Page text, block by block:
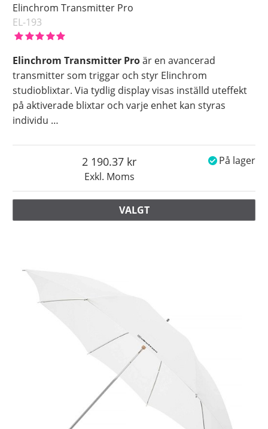
Elinchrom Transmitter Pro
EL-193
Elinchrom Transmitter Proär en avancerad
transmitter som triggar och styr Elinchrom
studioblixtar. Via tydlig display visas inställd uteffekt
på aktiverade blixtar och varje enhet kan styras
individu …
Exkl. Moms
2 190.37 På lager
VALGT